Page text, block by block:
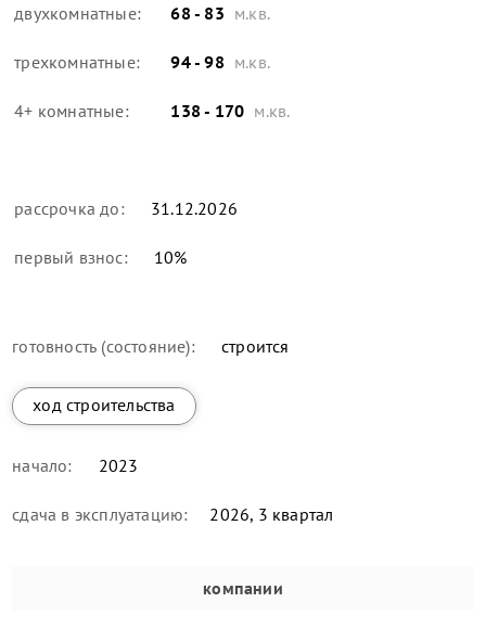
двухкомнатные: 68 - 83 м.кв.
трехкомнатные: 94 - 98 м.кв.
4+ комнатные: 138 - 170 м.кв.
рассрочка до: 31.12.2026
первый взнос: 10%
готовность (состояние): строится
ход строительства
начало: 2023
сдача в эксплуатацию: 2026, 3 квартал
компании